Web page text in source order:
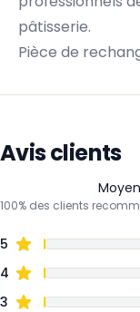
pâtisserie.
Pièce de
Avis clients
100% des clients
5
4
3